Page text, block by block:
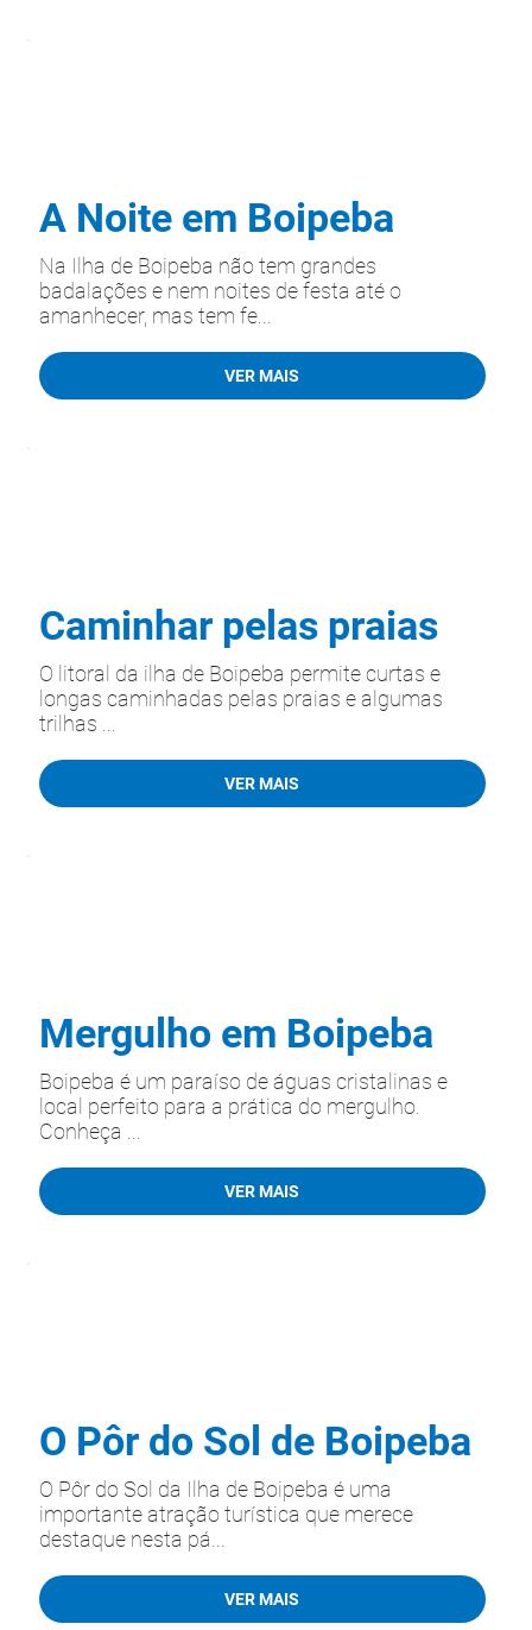
Na Ilha de Boipeba não tem grandes
badalações e nem noites de festa até o
amanhecer, mas tem fe...
A Noite em Boipeba
VER MAIS
O litoral da ilha de Boipeba permite curtas e
longas caminhadas pelas praias e algumas
trilhas ...
Caminhar pelas praias
VER MAIS
Boipeba é um paraíso de águas cristalinas e
local perfeito para a prática do mergulho.
Conheça ...
Mergulho em Boipeba
VER MAIS
O Pôr do Sol da Ilha de Boipeba é uma
importante atração turística que merece
destaque nesta pá...
O Pôr do Sol de Boipeba
VER MAIS